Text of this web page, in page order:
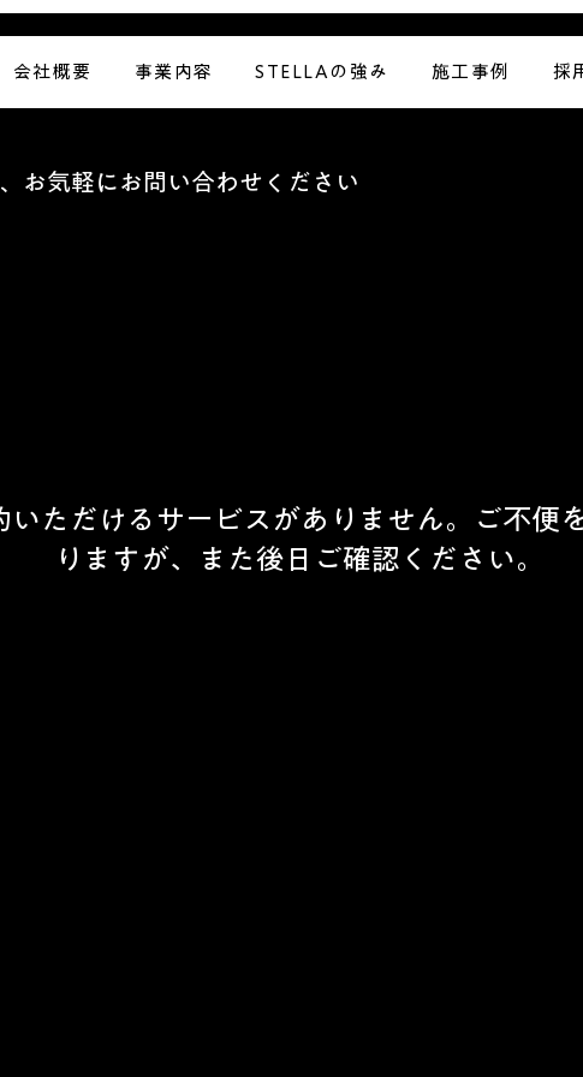
会社概要 事業内容 STELLAの強み 施工事例 採
お気軽にお問い合わせください
いただけるサービスがありません。ご不便
りますが、また後日ご確認ください。